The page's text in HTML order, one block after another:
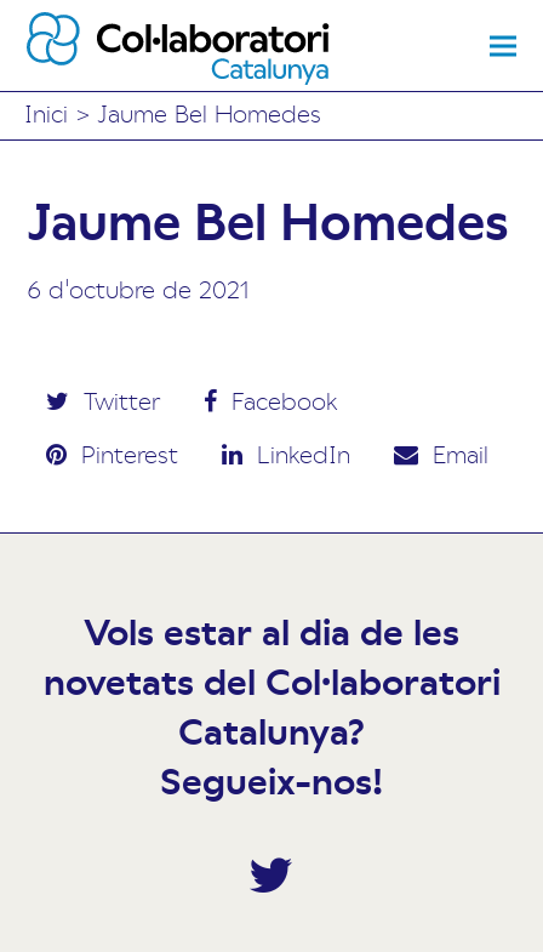
Inici > Jaume Bel Homedes
Jaume Bel Homedes
6 d'octubre de 2021
Twitter
Facebook
Pinterest
LinkedIn Email
Vols estar al dia de les
novetats del Col·laboratori
Catalunya?
Segueix-nos!
Twitter